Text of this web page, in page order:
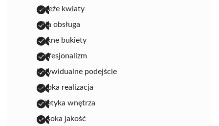
świeże kwiaty
miła obsługa
piękne bukiety
profesjonalizm
indywidualne podejście
szybka realizacja
estetyka wnętrza
wysoka jakość